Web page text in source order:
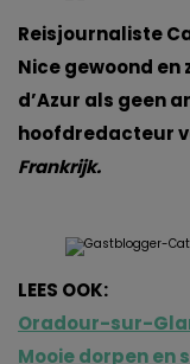
Reisjournaliste
Nice gewoond en
d’Azur als geen
hoofdredacteur
Frankrijk.
LEES OOK:
Oradour-sur-
Mooie dorpen en